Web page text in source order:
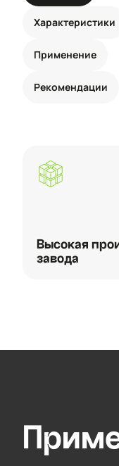
Характеристики
Применение
Рекомендации
Высокая
завода